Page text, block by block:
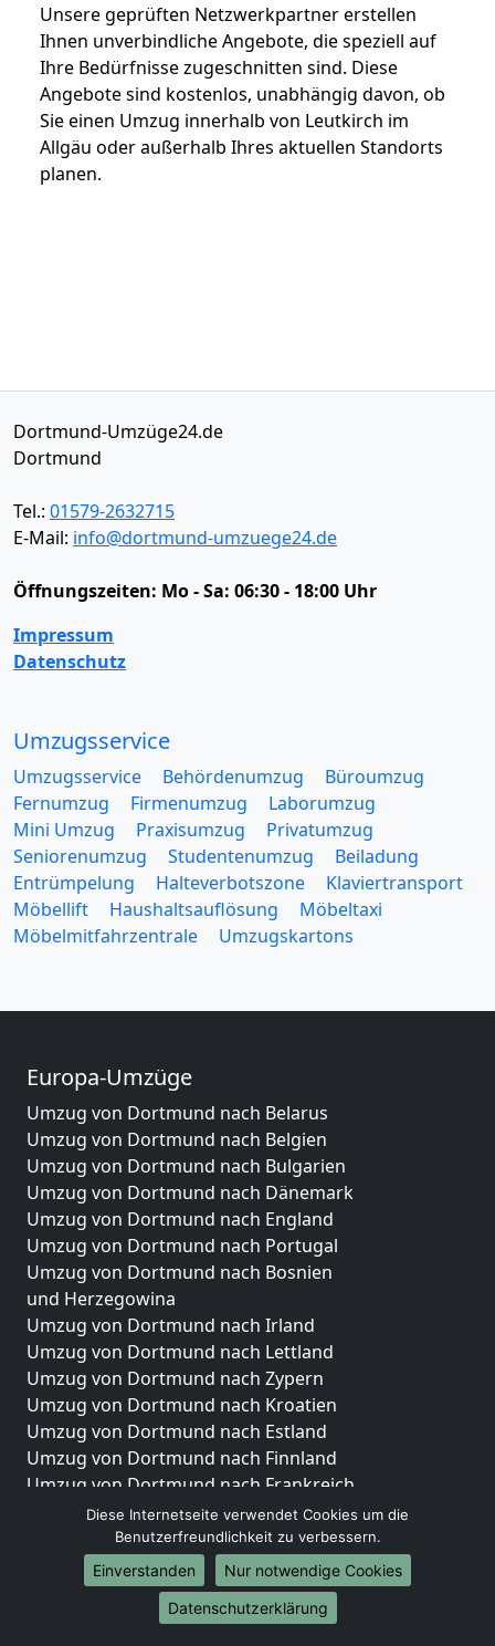
Unsere geprüften Netzwerkpartner erstellen
Ihnen unverbindliche Angebote, die speziell auf
Ihre Bedürfnisse zugeschnitten sind. Diese
Angebote sind kostenlos, unabhängig davon, ob
Sie einen Umzug innerhalb von Leutkirch im
Allgäu oder außerhalb Ihres aktuellen Standorts
planen.
Dortmund-Umzüge24.de
Dortmund
Tel.: 01579-2632715
E-Mail: info@dortmund-umzuege24.de
Öffnungszeiten: Mo - Sa: 06:30 - 18:00 Uhr
Impressum
Datenschutz
Umzugsservice
Umzugsservice Behördenumzug
Büroumzug
Fernumzug
Firmenumzug
Laborumzug
Mini Umzug
Praxisumzug
Privatumzug
Seniorenumzug
Studentenumzug
Beiladung
Entrümpelung
Halteverbotszone
Klaviertransport
Möbellift
Haushaltsauflösung
Möbeltaxi
Möbelmitfahrzentrale
Umzugskartons
Europa-Umzüge
Umzug von Dortmund nach Belarus
Umzug von Dortmund nach Belgien
Umzug von Dortmund nach Bulgarien
Umzug von Dortmund nach Dänemark
Umzug von Dortmund nach England
Umzug von Dortmund nach Portugal
Umzug von Dortmund nach Bosnien
und Herzegowina
Umzug von Dortmund nach Irland
Umzug von Dortmund nach Lettland
Umzug von Dortmund nach Zypern
Umzug von Dortmund nach Kroatien
Umzug von Dortmund nach Estland
Umzug von Dortmund nach Finnland
Umzug von Dortmund nach Frankreich
Umzug von Dortmund nach Griechenland
Umzug von Dortmund nach Italien
Umzug von Dortmund nach Liechtenstein
Umzug von Dortmund nach Luxemburg
Umzug von Dortmund nach Niederlande
Diese Internetseite verwendet Cookies um die
Benutzerfreundlichkeit zu verbessern.
Einverstanden
Nur notwendige Cookies
Datenschutzerklärung